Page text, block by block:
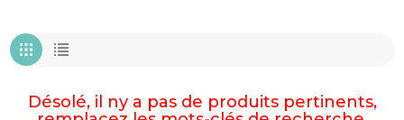
Désolé, il ny a pas de produits pertinents,